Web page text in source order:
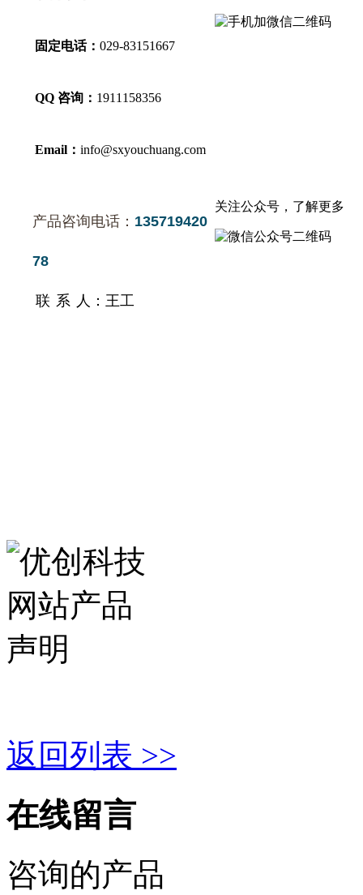
固定电话： 029-83151667
QQ 咨询： 1911158356
Email： info@sxyouchuang.com
产品咨询电话： 135719420
78
联 系 人：王工
关注公众号，了解更多
返回列表 >>
在线留言
咨询的产品